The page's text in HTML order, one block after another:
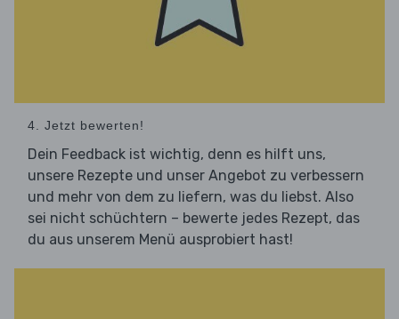
4. Jetzt bewerten!
Dein Feedback ist wichtig, denn es hilft uns,
unsere Rezepte und unser Angebot zu verbessern
und mehr von dem zu liefern, was du liebst. Also
sei nicht schüchtern – bewerte jedes Rezept, das
du aus unserem Menü ausprobiert hast!